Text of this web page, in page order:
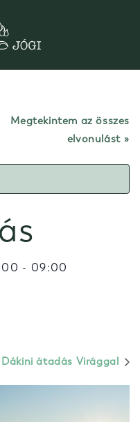
Megtekintem az összes
elvonulást
- 09:00
Dákini átadás Virággal